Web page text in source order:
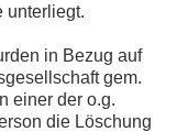
unterliegt.
in Bezug auf
gem.
einer der o.g.
die Löschung